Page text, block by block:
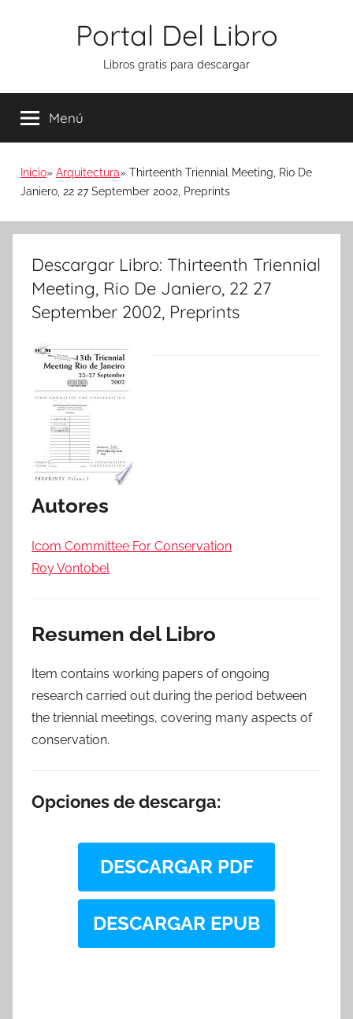
Portal Del Libro
Libros gratis para descargar
Menú
Inicio Arquitectura
Thirteenth Triennial Meeting, Rio De
Janiero, 22 27 September 2002, Preprints
Descargar Libro: Thirteenth Triennial
Meeting, Rio De Janiero, 22 27
September 2002, Preprints
Autores
Icom Committee For Conservation
Roy Vontobel
Resumen del Libro
Item contains working papers of ongoing
research carried out during the period between
the triennial meetings, covering many aspects of
conservation.
Opciones de descarga:
DESCARGAR PDF
DESCARGAR EPUB